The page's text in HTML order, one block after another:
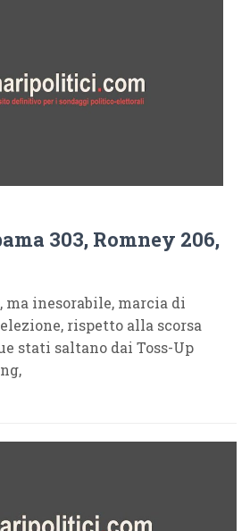
303, Romney 206,
ma inesorabile, marcia di
rispetto alla scorsa
stati saltano dai Toss-Up